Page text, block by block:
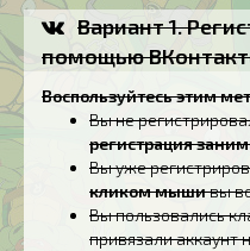
Вариант 1.
помощью
Воспользуйтесь этим
Вы не
регистрация
Вы уже
кликом мышивы
Вы пользовались
привязали аккаунт